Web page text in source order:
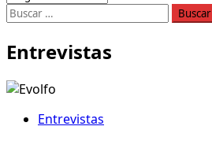
“Doble
ola”
video
El
de
Buscar:
Entrevistas
Entrevistas